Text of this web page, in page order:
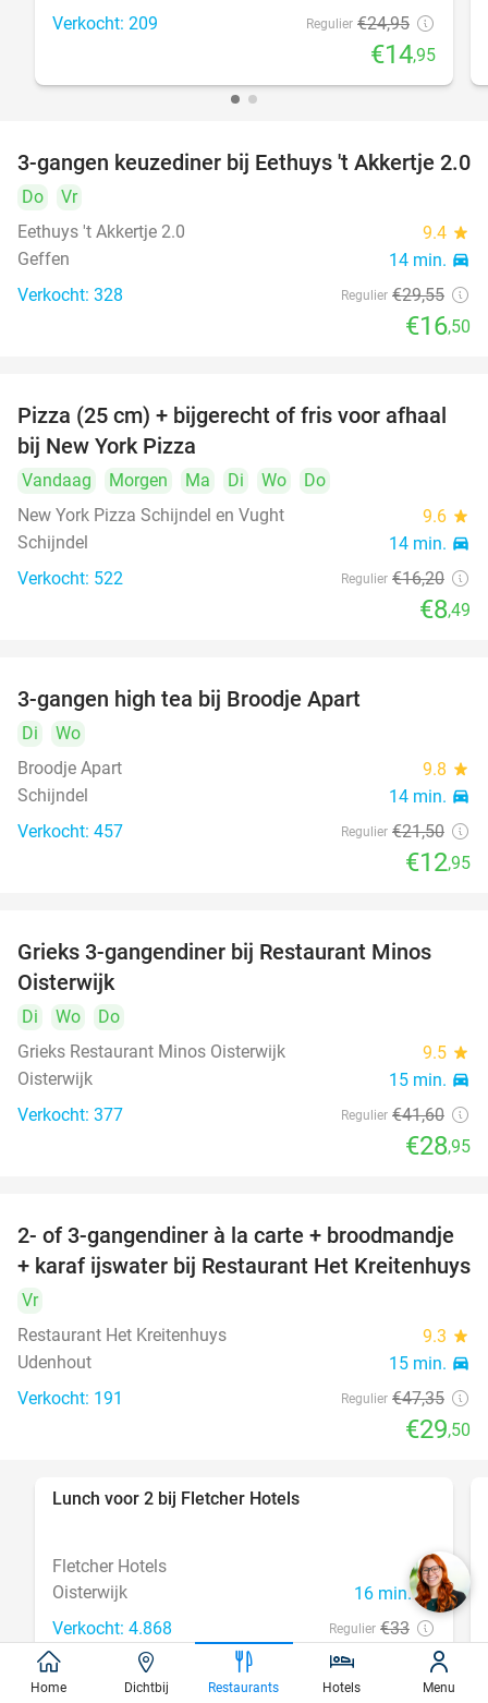
Verkocht: 209 Regulier €24,95
€14,95
44%
3-gangen keuzediner bij Eethuys 't Akkertje 2.0
Do
Vr
Eethuys 't Akkertje 2.0
9.4 star
Geffen 14 min. directions_car
Verkocht: 328 Regulier €29,55
€16,50
48%
Pizza (25 cm) + bijgerecht of fris voor afhaal
bij New York Pizza
Vandaag Morgen Ma Di Wo
Do
New York Pizza Schijndel en Vught
9.6 star
Schijndel 14 min. directions_car
Verkocht: 522 Regulier €16,20
€8,49
3-gangen high tea bij Broodje Apart
Di
Wo
Broodje Apart
9.8 star
Schijndel 14 min. directions_car
Verkocht: 457 Regulier €21,50
€12,95
30%
Grieks 3-gangendiner bij Restaurant Minos
Oisterwijk
Di Wo
Do
Grieks Restaurant Minos Oisterwijk
9.5 star
Oisterwijk 15 min. directions_car
Verkocht: 377 Regulier €41,60
€28,95
38%
2- of 3-gangendiner à la carte + broodmandje
+ karaf ijswater bij Restaurant Het Kreitenhuys
Vr
Restaurant Het Kreitenhuys
9.3 star
Udenhout 15 min. directions_car
Verkocht: 191 Regulier €47,35
€29,50
Lunch voor 2 bij Fletcher Hotels
Fletcher Hotels
Oisterwijk
16 min.directions_car
Verkocht: 4.868 Regulier €33
,90
Home Dichtbij Restaurants Hotels Menu